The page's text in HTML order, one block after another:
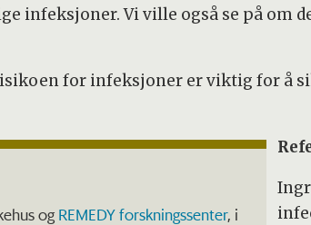
infeksjoner. Vi ville også se på om
for infeksjoner er viktig for å
og REMEDY forskningssenter, i